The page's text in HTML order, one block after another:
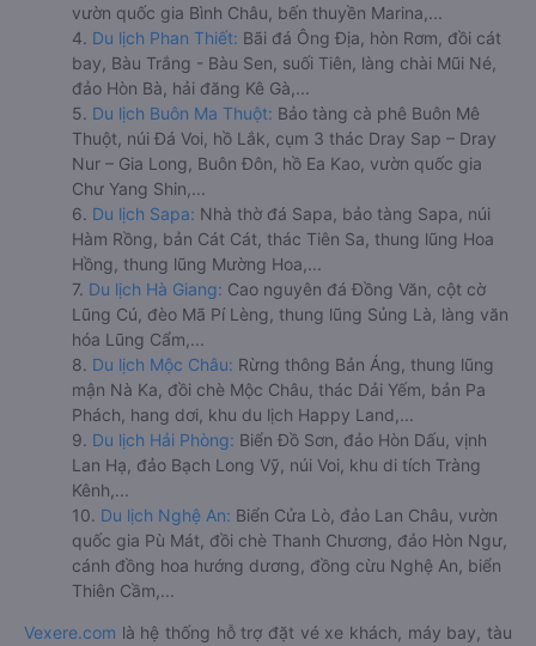
vườn quốc gia Bình Châu, bến thuyền Marina,...
4. Du lịch Phan Thiết: Bãi đá Ông Địa, hòn Rơm, đồi cát
bay, Bàu Trắng - Bàu Sen, suối Tiên, làng chài Mũi Né,
đảo Hòn Bà, hải đăng Kê Gà,...
5. Du lịch Buôn Ma Thuột: Bảo tàng cà phê Buôn Mê
Thuột, núi Đá Voi, hồ Lắk, cụm 3 thác Dray Sap – Dray
Nur – Gia Long, Buôn Đôn, hồ Ea Kao, vườn quốc gia
Chư Yang Shin,...
6. Du lịch Sapa: Nhà thờ đá Sapa, bảo tàng Sapa, núi
Hàm Rồng, bản Cát Cát, thác Tiên Sa, thung lũng Hoa
Hồng, thung lũng Mường Hoa,...
7. Du lịch Hà Giang: Cao nguyên đá Đồng Văn, cột cờ
Lũng Cú, đèo Mã Pí Lèng, thung lũng Sủng Là, làng văn
hóa Lũng Cẩm,...
8. Du lịch Mộc Châu: Rừng thông Bản Áng, thung lũng
mận Nà Ka, đồi chè Mộc Châu, thác Dải Yếm, bản Pa
Phách, hang dơi, khu du lịch Happy Land,...
9. Du lịch Hải Phòng: Biển Đồ Sơn, đảo Hòn Dấu, vịnh
Lan Hạ, đảo Bạch Long Vỹ, núi Voi, khu di tích Tràng
Kênh,...
10. Du lịch Nghệ An: Biển Cửa Lò, đảo Lan Châu, vườn
quốc gia Pù Mát, đồi chè Thanh Chương, đảo Hòn Ngư,
cánh đồng hoa hướng dương, đồng cừu Nghệ An, biển
Thiên Cầm,...
Vexere.com là hệ thống hỗ trợ đặt vé xe khách, máy bay, tàu